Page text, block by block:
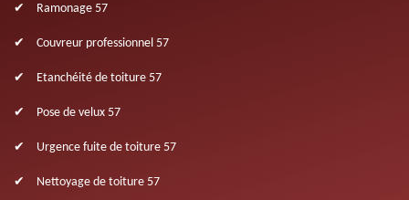
Ramonage 57
Couvreur professionnel 57
Etanchéité de toiture 57
Pose de velux 57
Urgence fuite de toiture 57
Nettoyage de toiture 57